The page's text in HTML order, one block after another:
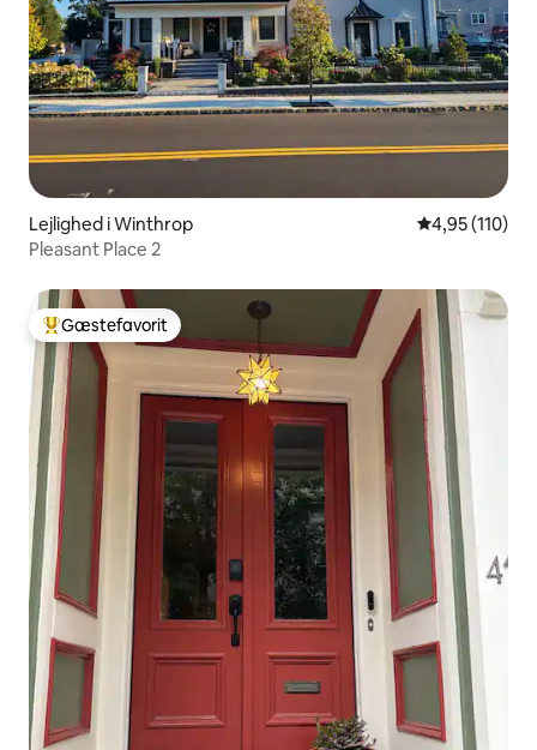
Lejlighed i Winthrop 4,95 ud af 5 i
4,95 (110)
Pleasant Place 2
Bedste gæstefavorit
Gæstefavorit